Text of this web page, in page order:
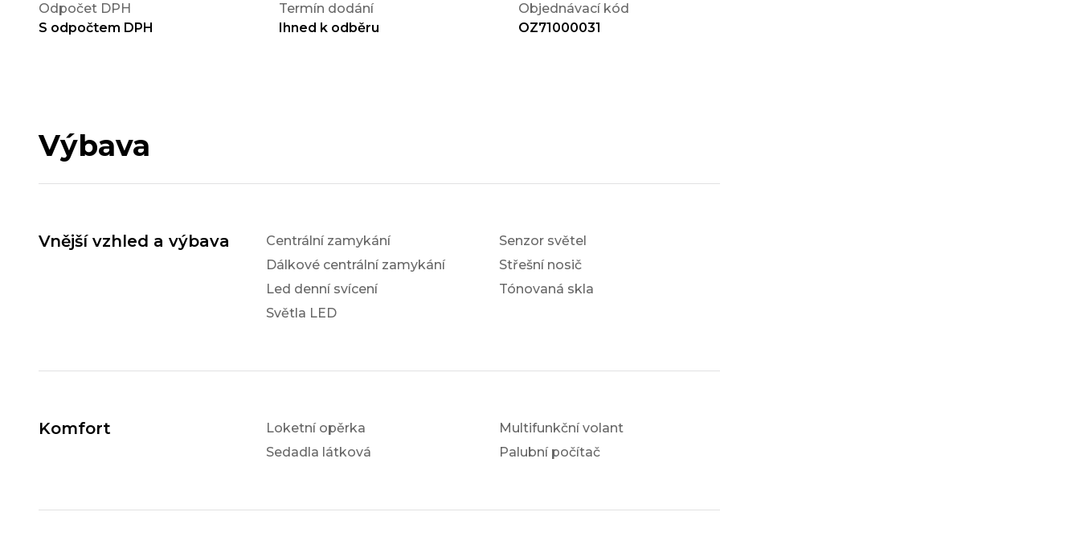
Odpočet DPH
S odpočtem DPH
Termín dodání
Ihned k odběru
Objednávací kód
OZ71000031
Výbava
Vnější vzhled a výbava
Centrální zamykání
Dálkové centrální zamykání
Led denní svícení
Světla LED
Senzor světel
Střešní nosič
Tónovaná skla
Komfort
Loketní opěrka
Sedadla látková
Multifunkční volant
Palubní počítač